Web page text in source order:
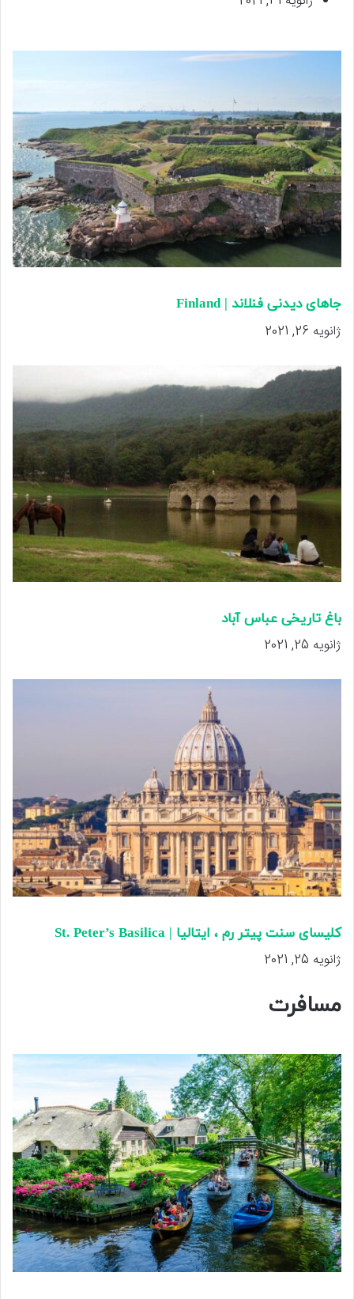
جاهای دیدنی فنلاند | Finland
ژانویه 26, 2021
باغ تاریخی عباس آباد
ژانویه 25, 2021
کلیسای سنت پیتر رم ، ایتالیا | St. Peter’s Basilica
ژانویه 25, 2021
مسافرت